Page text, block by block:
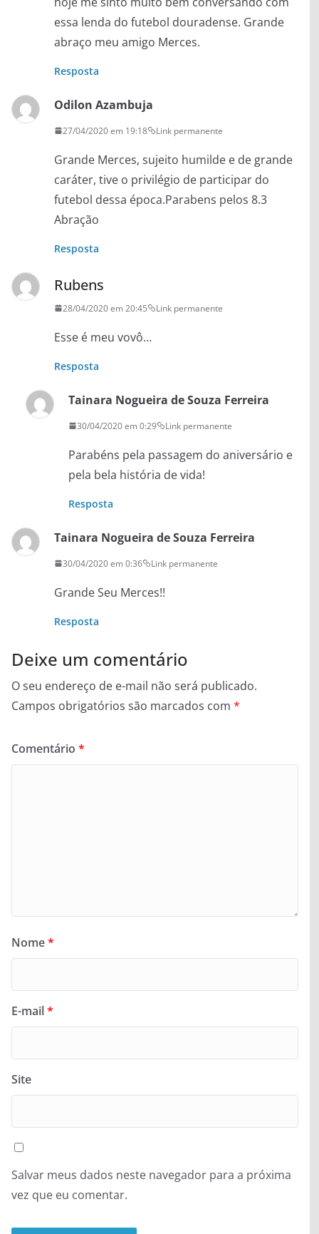
essa lenda do futebol douradense. Grande
abraço meu amigo Merces.
Resposta
Odilon Azambuja
27/04/2020 em 19:18 Link permanente
Grande Merces, sujeito humilde e de grande
caráter, tive o privilégio de participar do
futebol dessa época.Parabens pelos 8.3
Abração
Resposta
Rubens
28/04/2020 em 20:45 Link permanente
Esse é meu vovô…
Resposta
Tainara Nogueira de Souza Ferreira
30/04/2020 em 0:29 Link permanente
Parabéns pela passagem do aniversário e
pela bela história de vida!
Resposta
Tainara Nogueira de Souza Ferreira
30/04/2020 em 0:36 Link permanente
Grande Seu Merces!!
Resposta
Deixe um comentário
O seu endereço de e-mail não será publicado.
Campos obrigatórios são marcados com *
Comentário *
Nome*
E-mail*
Site
Salvar meus dados neste navegador para a próxima
vez que eu comentar.